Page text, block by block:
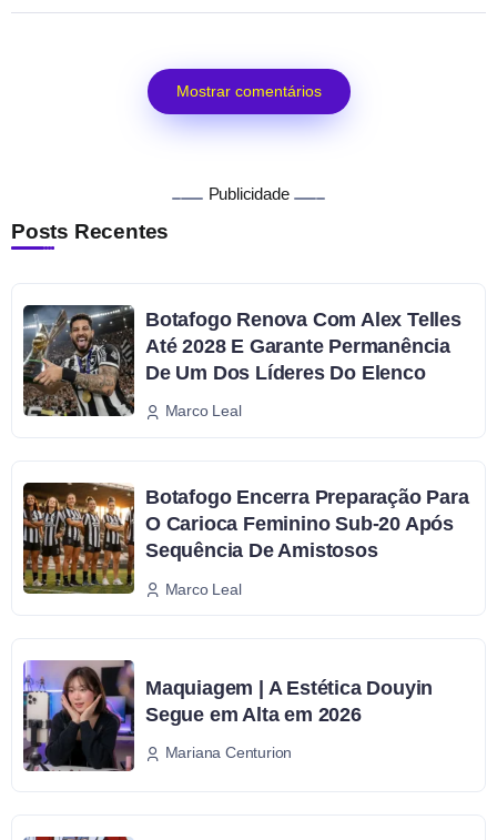
Mostrar comentários
Publicidade
Posts Recentes
Botafogo Renova Com Alex Telles
Até 2028 E Garante Permanência
De Um Dos Líderes Do Elenco
Marco Leal
Botafogo Encerra Preparação Para
O Carioca Feminino Sub-20 Após
Sequência De Amistosos
Marco Leal
Maquiagem | A Estética Douyin
Segue em Alta em 2026
Mariana Centurion